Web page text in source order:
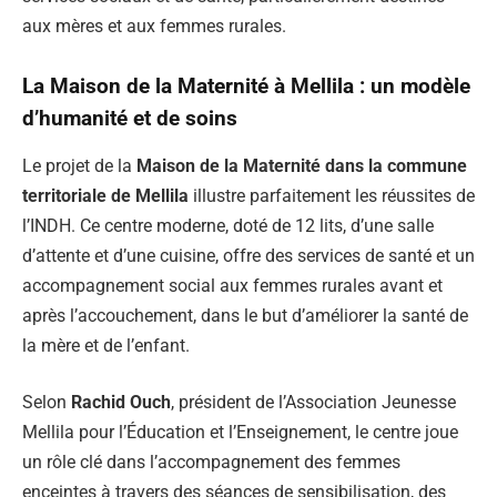
aux mères et aux femmes rurales.
La Maison de la Maternité à Mellila : un modèle
d’humanité et de soins
Le projet de la Maison de la Maternité dans la commune
territoriale de Mellila illustre parfaitement les réussites de
l’INDH. Ce centre moderne, doté de 12 lits, d’une salle
d’attente et d’une cuisine, offre des services de santé et un
accompagnement social aux femmes rurales avant et
après l’accouchement, dans le but d’améliorer la santé de
la mère et de l’enfant.
Selon Rachid Ouch, président de l’Association Jeunesse
Mellila pour l’Éducation et l’Enseignement, le centre joue
un rôle clé dans l’accompagnement des femmes
enceintes à travers des séances de sensibilisation, des